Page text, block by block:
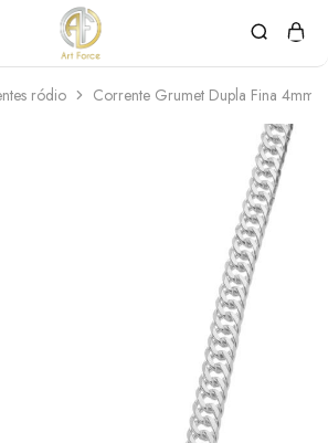
ródio Corrente Grumet Dupla Fina